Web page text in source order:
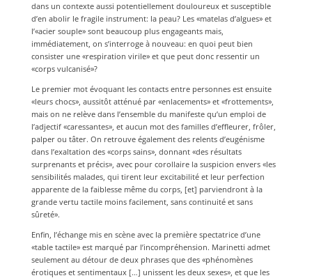
dans un contexte aussi potentiellement douloureux et susceptible
d’en abolir le fragile instrument: la peau? Les «matelas d’algues» et
l’«acier souple» sont beaucoup plus engageants mais,
immédiatement, on s’interroge à nouveau: en quoi peut bien
consister une «respiration virile» et que peut donc ressentir un
«corps vulcanisé»?
Le premier mot évoquant les contacts entre personnes est ensuite
«leurs chocs», aussitôt atténué par «enlacements» et «frottements»,
mais on ne relève dans l’ensemble du manifeste qu’un emploi de
l’adjectif «caressantes», et aucun mot des familles d’effleurer, frôler,
palper ou tâter. On retrouve également des relents d’eugénisme
dans l’exaltation des «corps sains», donnant «des résultats
surprenants et précis», avec pour corollaire la suspicion envers «les
sensibilités malades, qui tirent leur excitabilité et leur perfection
apparente de la faiblesse même du corps, [et] parviendront à la
grande vertu tactile moins facilement, sans continuité et sans
sûreté».
Enfin, l’échange mis en scène avec la première spectatrice d’une
«table tactile» est marqué par l’incompréhension. Marinetti admet
seulement au détour de deux phrases que des «phénomènes
érotiques et sentimentaux […] unissent les deux sexes», et que les